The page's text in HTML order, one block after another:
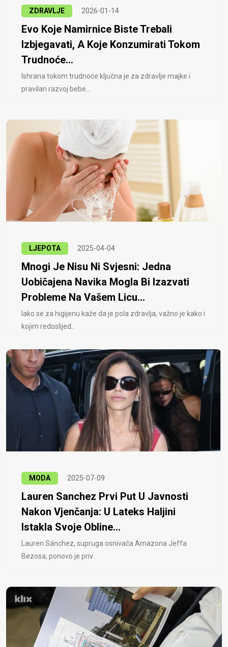
ZDRAVLJE 2026-01-14
Evo Koje Namirnice Biste Trebali
Izbjegavati, A Koje Konzumirati Tokom
Trudnoće...
Ishrana tokom trudnoće ključna je za zdravlje majke i
pravilan razvoj bebe...
LJEPOTA 2025-04-04
Mnogi Je Nisu Ni Svjesni: Jedna
Uobičajena Navika Mogla Bi Izazvati
Probleme Na Vašem Licu...
Iako se za higijenu kaže da je pola zdravlja, važno je kako i
kojim redoslijed..
MODA 2025-07-09
Lauren Sanchez Prvi Put U Javnosti
Nakon Vjenčanja: U Lateks Haljini
Istakla Svoje Obline...
Lauren Sánchez, supruga osnivača Amazona Jeffa
Bezosa, ponovo je priv..